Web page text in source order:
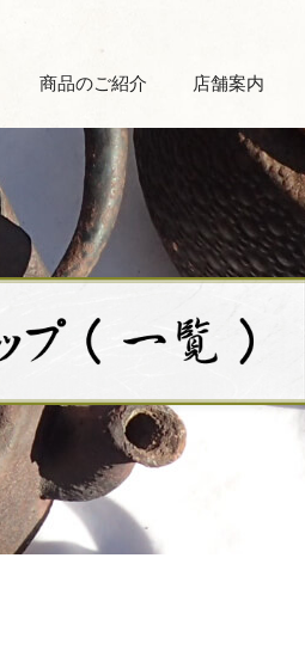
商品のご紹介 店舗案内